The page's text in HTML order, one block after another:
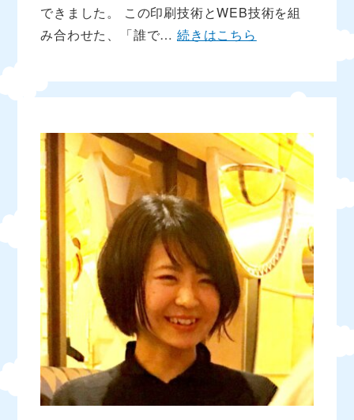
できました。 この印刷技術とWEB技術を組
み合わせた、「誰で…続きはこちら